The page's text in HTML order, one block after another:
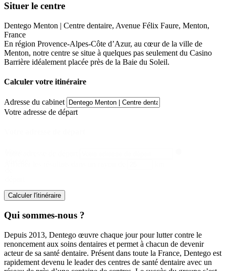
Situer le centre
Dentego Menton | Centre dentaire, Avenue Félix Faure, Menton,
France
En région Provence-Alpes-Côte d’Azur, au cœur de la ville de
Menton, notre centre se situe à quelques pas seulement du Casino
Barrière idéalement placée près de la Baie du Soleil.
Calculer votre itinéraire
Adresse du cabinet
Votre adresse de départ
Calculer l'itinéraire
Qui sommes-nous ?
Depuis 2013, Dentego œuvre chaque jour pour lutter contre le
renoncement aux soins dentaires et permet à chacun de devenir
acteur de sa santé dentaire. Présent dans toute la France, Dentego est
rapidement devenu le leader des centres de santé dentaire avec un